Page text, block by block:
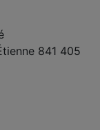
841 405